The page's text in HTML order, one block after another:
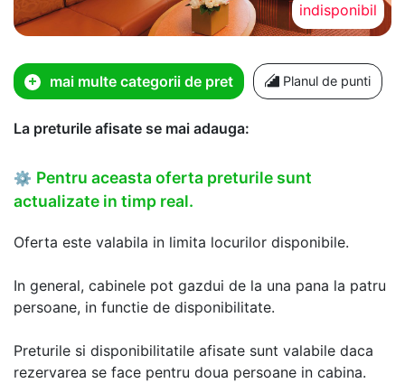
indisponibil
mai multe categorii de pret Planul de punti
La preturile afisate se mai adauga:
⚙ Pentru aceasta oferta preturile sunt
actualizate in timp real.
Oferta este valabila in limita locurilor disponibile.
In general, cabinele pot gazdui de la una pana la patru
persoane, in functie de disponibilitate.
Preturile si disponibilitatile afisate sunt valabile daca
rezervarea se face pentru doua persoane in cabina.